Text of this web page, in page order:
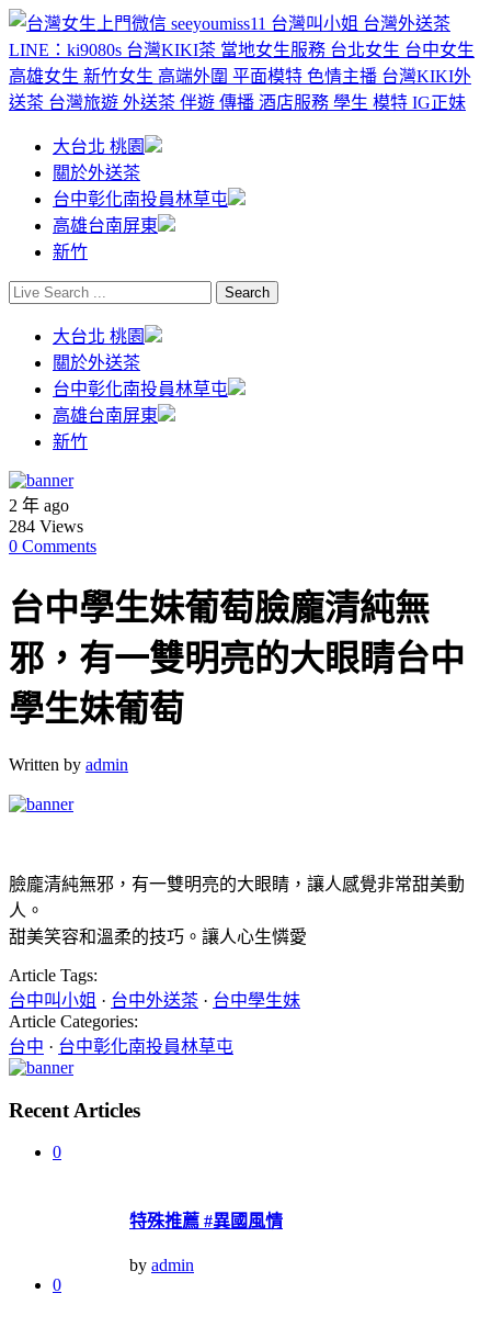
大台北 桃園
關於外送茶
台中彰化南投員林草屯
高雄台南屏東
新竹
大台北 桃園
關於外送茶
台中彰化南投員林草屯
高雄台南屏東
新竹
2 年 ago
284 Views
0 Comments
台中學生妹葡萄臉龐清純無
邪，有一雙明亮的大眼睛台中
學生妹葡萄
Written by admin
臉龐清純無邪，有一雙明亮的大眼睛，讓人感覺非常甜美動
人。
甜美笑容和溫柔的技巧。讓人心生憐愛
Article Tags:
台中叫小姐 · 台中外送茶 · 台中學生妹
Article Categories:
台中 · 台中彰化南投員林草屯
Recent Articles
0
特殊推薦 #異國風情
by admin
0